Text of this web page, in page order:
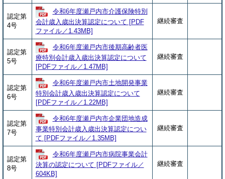
認定第
4号
令和6年度瀬戸内市介護保険特別
会計歳入歳出決算認定について [PDF
ファイル／1.43MB]
継続審査
認定第
5号
令和6年度瀬戸内市後期高齢者医
療特別会計歳入歳出決算認定について
[PDFファイル／1.47MB]
継続審査
認定第
6号
令和6年度瀬戸内市土地開発事業
特別会計歳入歳出決算認定について
[PDFファイル／1.22MB]
継続審査
認定第
7号
令和6年度瀬戸内市企業団地造成
事業特別会計歳入歳出決算認定につい
て [PDFファイル／1.35MB]
継続審査
認定第
8号
令和6年度瀬戸内市病院事業会計
決算の認定について [PDFファイル／
604KB]
継続審査